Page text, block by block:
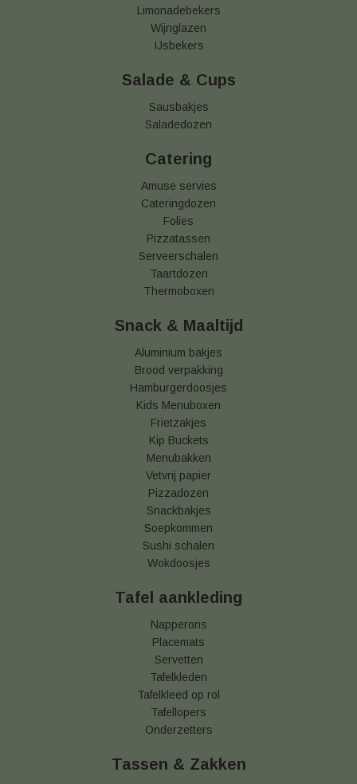
Limonadebekers
Wijnglazen
IJsbekers
Salade & Cups
Sausbakjes
Saladedozen
Catering
Amuse servies
Cateringdozen
Folies
Pizzatassen
Serveerschalen
Taartdozen
Thermoboxen
Snack & Maaltijd
Aluminium bakjes
Brood verpakking
Hamburgerdoosjes
Kids Menuboxen
Frietzakjes
Kip Buckets
Menubakken
Vetvrij papier
Pizzadozen
Snackbakjes
Soepkommen
Sushi schalen
Wokdoosjes
Tafel aankleding
Napperons
Placemats
Servetten
Tafelkleden
Tafelkleed op rol
Tafellopers
Onderzetters
Tassen & Zakken